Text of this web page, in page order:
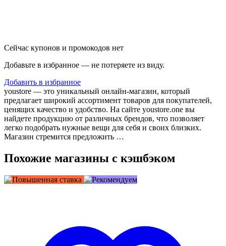
Сейчас купонов и промокодов нет
Добавьте в избранное — не потеряете из виду.
Добавить в избранное
youstore — это уникальный онлайн-магазин, который
предлагает широкий ассортимент товаров для покупателей,
ценящих качество и удобство. На сайте youstore.one вы
найдете продукцию от различных брендов, что позволяет
легко подобрать нужные вещи для себя и своих близких.
Магазин стремится предложить …
Похожие магазины с кэшбэком